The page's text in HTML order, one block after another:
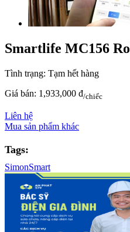
Smartlife MC156
Tình trạng: Tạm hết hàng
Giá bán: 1,933,000 đ/chiếc
Liên hệ
Mua sản phẩm khác
Tags:
SimonSmart